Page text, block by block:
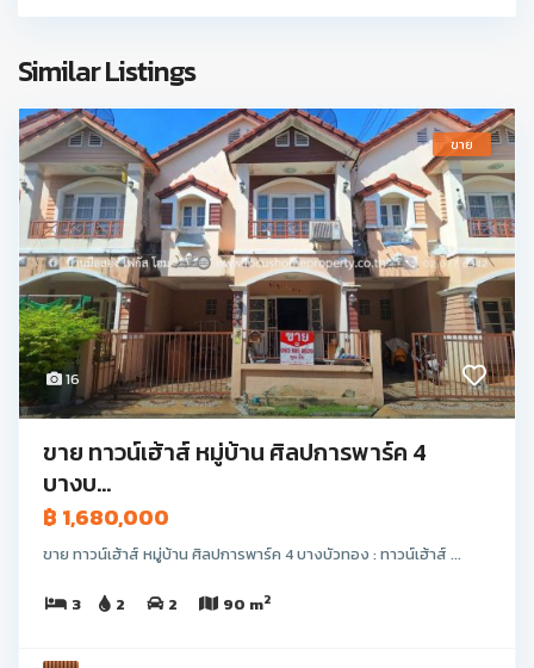
Similar Listings
16
ขาย
ขาย ทาวน์เฮ้าส์ หมู่บ้าน ศิลปการพาร์ค 4
บางบ...
฿ 1,680,000
ขาย ทาวน์เฮ้าส์ หมู่บ้าน ศิลปการพาร์ค 4 บางบัวทอง : ทาวน์เฮ้าส์ ...
3 2 2 90 m2